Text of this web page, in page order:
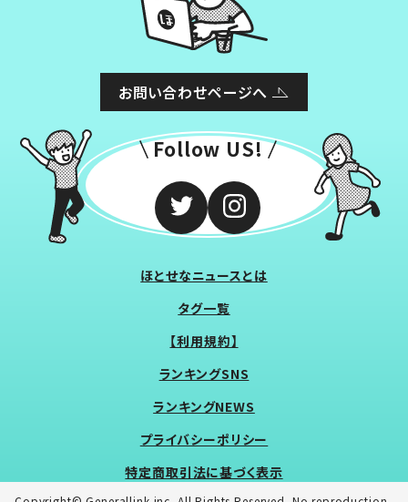
お問い合わせページへ
Follow US!
ほとせなニュースとは
タグ一覧
【利用規約】
ランキングSNS
ランキングNEWS
プライバシーポリシー
特定商取引法に基づく表示